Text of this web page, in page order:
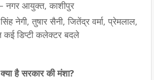
– नगर आयुक्त, काशीपुर
नेगी, तुषार सैनी, जितेंद्र वर्मा, प्रेमलाल,
कई डिप्टी कलेक्टर बदले
है सरकार की मंशा?